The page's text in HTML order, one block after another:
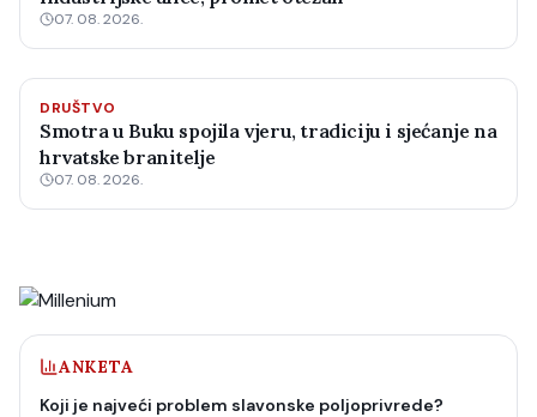
07. 08. 2026.
DRUŠTVO
Smotra u Buku spojila vjeru, tradiciju i sjećanje na
hrvatske branitelje
07. 08. 2026.
ANKETA
Koji je najveći problem slavonske poljoprivrede?